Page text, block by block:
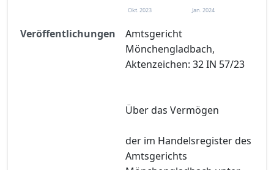
Okt. 2023 Jan. 2024
Veröffentlichungen
Amtsgericht
Mönchengladbach,
Aktenzeichen: 32 IN 57/23
Über das Vermögen
der im Handelsregister des
Amtsgerichts